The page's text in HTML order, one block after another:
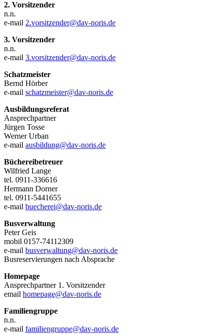
2. Vorsitzender
n.n.
e-mail 2.vorsitzender@dav-noris.de
3. Vorsitzender
n.n.
e-mail 3.vorsitzender@dav-noris.de
Schatzmeister
Bernd Hörber
e-mail schatzmeister@dav-noris.de
Ausbildungsreferat
Ansprechpartner
Jürgen Tosse
Werner Urban
e-mail ausbildung@dav-noris.de
Büchereibetreuer
Wilfried Lange
tel. 0911-336616
Hermann Dorner
tel. 0911-5441655
e-mail buecherei@dav-noris.de
Busverwaltung
Peter Geis
mobil 0157-74112309
e-mail busverwaltung@dav-noris.de
Busreservierungen nach Absprache
Homepage
Ansprechpartner 1. Vorsitzender
email homepage@dav-noris.de
Familiengruppe
n.n.
e-mail familiengruppe@dav-noris.de